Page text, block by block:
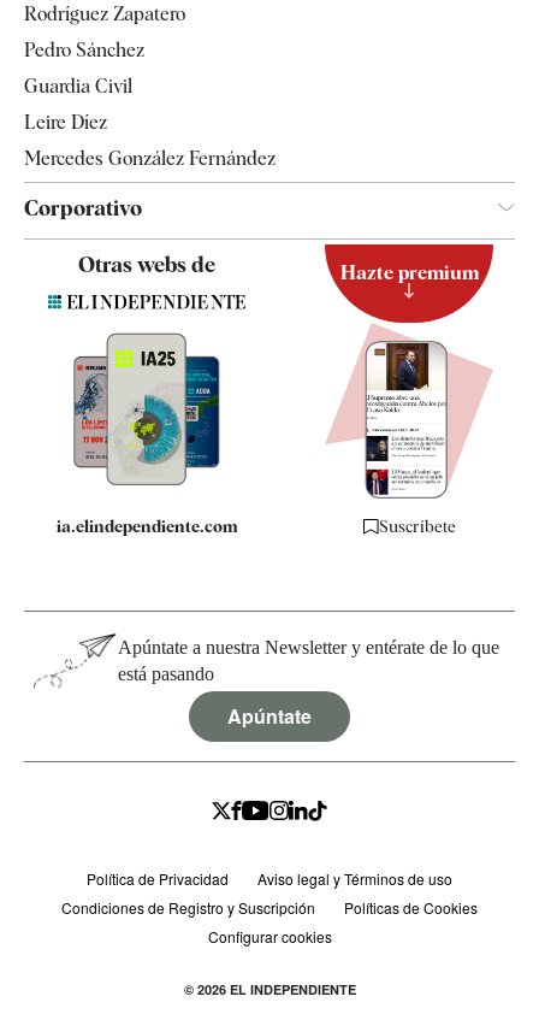
Televisión
Rodríguez Zapatero
Pedro Sánchez
Guardia Civil
Leire Díez
Mercedes González Fernández
Corporativo
Quiénes somos
Especificaciones
Otras webs de
ia.elindependiente.com
Hazte premium
Suscríbete
Apúntate a nuestra Newsletter y entérate de lo que
está pasando
Apúntate
Política de Privacidad
Aviso legal y Términos de uso
Condiciones de Registro y Suscripción
Políticas de Cookies
Configurar cookies
© 2026 EL INDEPENDIENTE